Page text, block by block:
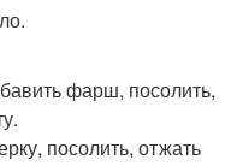
фарш, посолить,
посолить, отжать